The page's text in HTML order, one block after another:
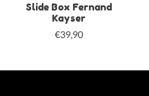
Slide Box Fernand
Kayser
€39,90